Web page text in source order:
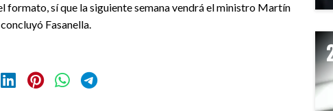
formato, sí que la siguiente semana vendrá el ministro Martín
Fasanella.